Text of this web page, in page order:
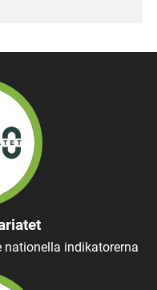
nationella indikatorerna